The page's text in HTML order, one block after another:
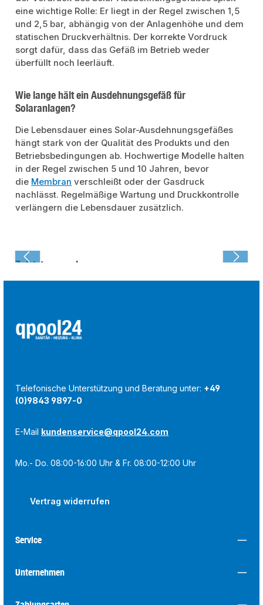
eine wichtige Rolle: Er liegt in der Regel zwischen 1,5
und 2,5 bar, abhängig von der Anlagenhöhe und dem
statischen Druckverhältnis. Der korrekte Vordruck
sorgt dafür, dass das Gefäß im Betrieb weder
überfüllt noch leerläuft.
Wie lange hält ein Ausdehnungsgefäß für
Solaranlagen?
Die Lebensdauer eines Solar-Ausdehnungsgefäßes
hängt stark von der Qualität des Produkts und den
Betriebsbedingungen ab. Hochwertige Modelle halten
in der Regel zwischen 5 und 10 Jahren, bevor
die Membran verschleißt oder der Gasdruck
nachlässt. Regelmäßige Wartung und Druckkontrolle
verlängern die Lebensdauer zusätzlich.
Zuletzt angesehen:
Telefonische Unterstützung und Beratung unter: +49
(0)9843 9897-0
E-Mail kundenservice@qpool24.com
Mo.- Do. 08:00-16:00 Uhr & Fr. 08:00-12:00 Uhr
Vertrag widerrufen
Service
Unternehmen